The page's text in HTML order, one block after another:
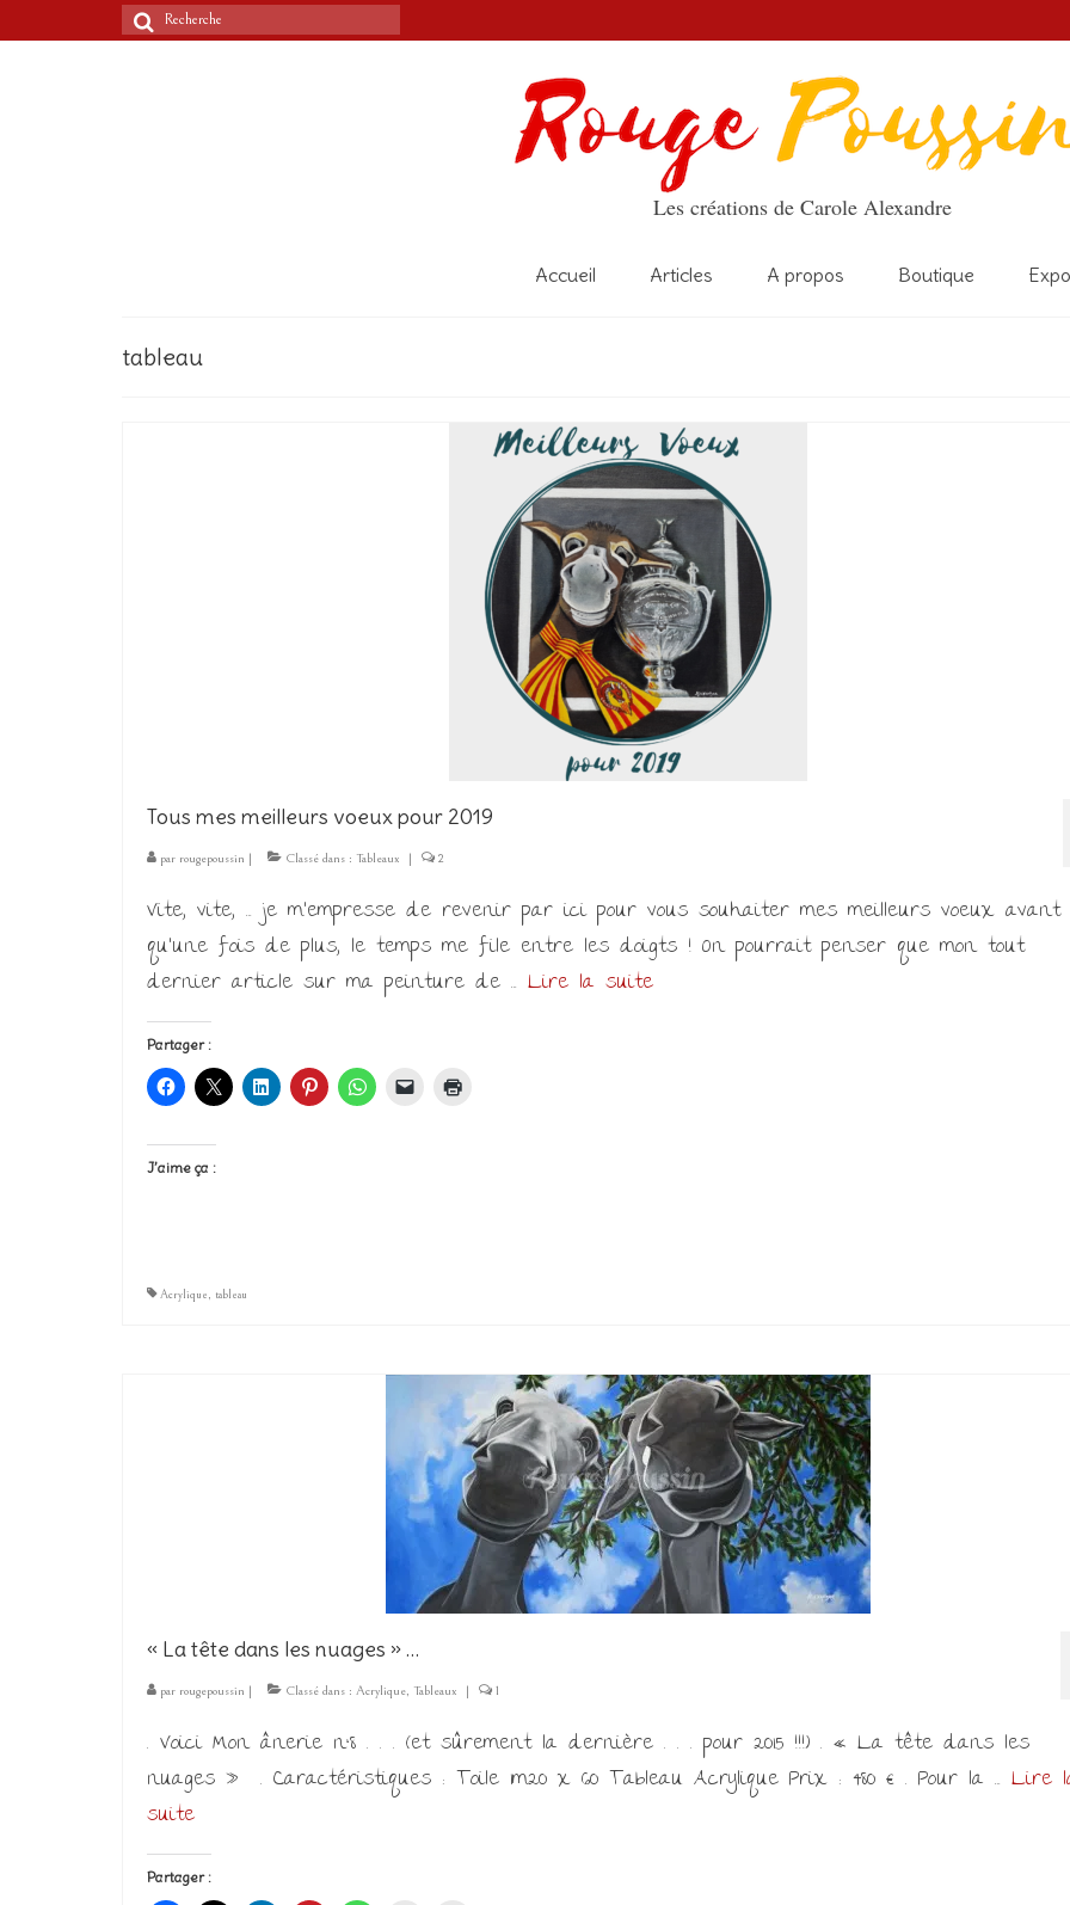
Rechercher
Les créations de Carole Alexandre
Accueil Articles A propos Boutique Expo
tableau
Tous mes meilleurs voeux pour 2019
par rougepoussin | Classé dans : Tableaux | 2
Vite, vite, … je m’empresse de revenir par ici pour vous souhaiter mes meilleurs voeux avant
qu’une fois de plus, le temps me file entre les doigts ! On pourrait penser que mon tout
dernier article sur ma peinture de … Lire la suite­­
Partager :
J’aime ça :
Acrylique, tableau
« La tête dans les nuages » …
par rougepoussin | Classé dans : Acrylique, Tableaux | 1
. Voici Mon ânerie n°8 . . . (et sûrement la dernière . . . pour 2015 !!!) . « La tête dans les
nuages » . Caractéristiques : Toile 1m20 x 60 Tableau Acrylique Prix : 480 € . Pour la … Lire
suite­­
Partager :